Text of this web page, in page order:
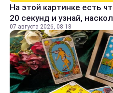
На этой картинке есть
20 секунд и узнай,
07 августа 2026, 08:18